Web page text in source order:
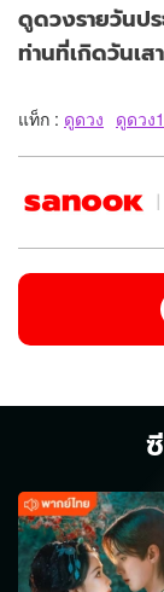
ดูดวงรายวันป
ท่านที่เกิดวันเส
แท็ก : ดูดวง ดูดวง